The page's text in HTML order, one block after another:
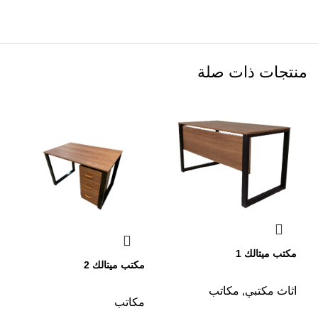
منتجات ذات صلة
مكتب ميتالك 1
اثاث مكتبي, مكاتب
مكتب ميتالك 2
مكاتب